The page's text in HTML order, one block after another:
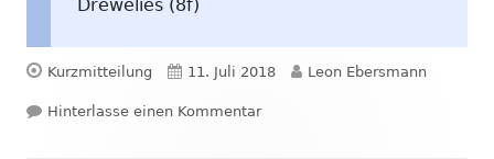
Drewelies (8f)
Format
Kurzmitteilung Veröffentlicht
am
11. Juli 2018 Autor
Leon Ebersmann
Hinterlasse einen Kommentarzu Verdorben